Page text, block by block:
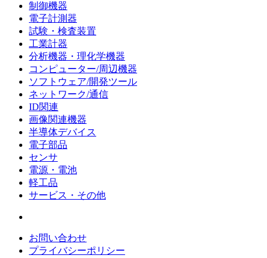
制御機器
電子計測器
試験・検査装置
工業計器
分析機器・理化学機器
コンピューター/周辺機器
ソフトウェア/開発ツール
ネットワーク/通信
ID関連
画像関連機器
半導体デバイス
電子部品
センサ
電源・電池
軽工品
サービス・その他
お問い合わせ
プライバシーポリシー